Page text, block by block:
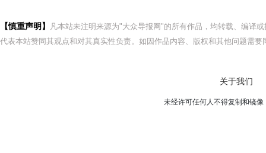
【慎重声明】
凡本站未注明来源为"大众导报网"的所有作品，均转载、编译
代表本站赞同其观点和对其真实性负责。如因作品内容、版权和其他问题需
关于我们
未经许可任何人不得复制和镜